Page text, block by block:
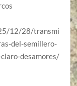
12/28/transmi
del-semillero-
desamores/